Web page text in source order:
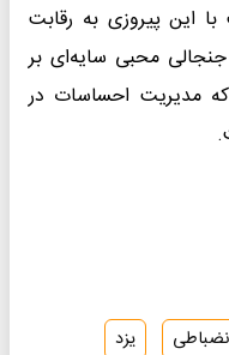
این پیروزی به رقابت
جنجالی محبی سایه‌ای بر
مدیریت احساسات در
یزد